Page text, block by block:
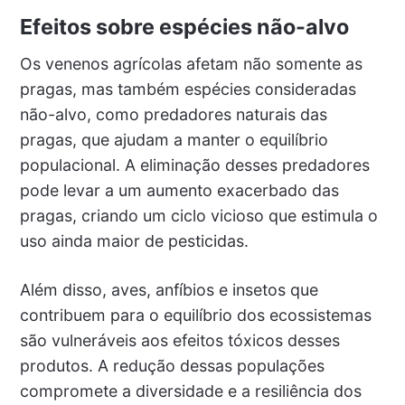
Efeitos sobre espécies não-alvo
Os venenos agrícolas afetam não somente as
pragas, mas também espécies consideradas
não-alvo, como predadores naturais das
pragas, que ajudam a manter o equilíbrio
populacional. A eliminação desses predadores
pode levar a um aumento exacerbado das
pragas, criando um ciclo vicioso que estimula o
uso ainda maior de pesticidas.
Além disso, aves, anfíbios e insetos que
contribuem para o equilíbrio dos ecossistemas
são vulneráveis aos efeitos tóxicos desses
produtos. A redução dessas populações
compromete a diversidade e a resiliência dos